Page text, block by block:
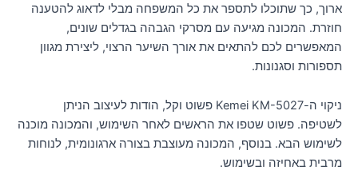
ארוך, כך שתוכלו לתספר את כל המשפחה מבלי לדאוג להטענה
חוזרת. המכונה מגיעה עם מסרקי הגבהה בגדלים שונים,
המאפשרים לכם להתאים את אורך השיער הרצוי, ליצירת מגוון
תספורות וסגנונות.
ניקוי ה-Kemei KM-5027 פשוט וקל, הודות לעיצוב הניתן
לשטיפה. פשוט שטפו את הראשים לאחר השימוש, והמכונה מוכנה
לשימוש הבא. בנוסף, המכונה מעוצבת בצורה ארגונומית, לנוחות
מרבית באחיזה ובשימוש.